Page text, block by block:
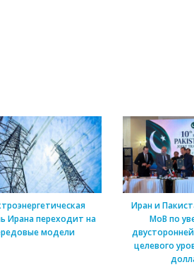
Ирана переходит на
модели
Иран и
МоВ по
целевого